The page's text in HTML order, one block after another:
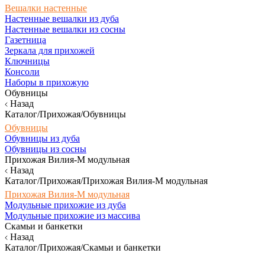
Вешалки настенные
Настенные вешалки из дуба
Настенные вешалки из сосны
Газетница
Зеркала для прихожей
Ключницы
Консоли
Наборы в прихожую
Обувницы
Назад
Каталог/Прихожая/Обувницы
Обувницы
Обувницы из дуба
Обувницы из сосны
Прихожая Вилия-М модульная
Назад
Каталог/Прихожая/Прихожая Вилия-М модульная
Прихожая Вилия-М модульная
Модульные прихожие из дуба
Модульные прихожие из массива
Скамьи и банкетки
Назад
Каталог/Прихожая/Скамьи и банкетки